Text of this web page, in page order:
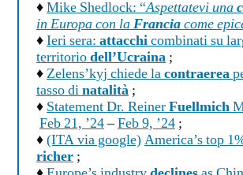
♦Mike Shedlock: “Aspettatevi una
in Europa con laFranciacome
♦Ieri sera: attacchicombinati su
territoriodell’Ucraina ;
♦Zelens’kyj chiede lacontraerea
tasso dinatalità ;
♦ Statement Dr. ReinerFuellmich
Feb 21, ’24–Feb 9, ’24 ;
♦(ITA via google)America’s top
richer ;